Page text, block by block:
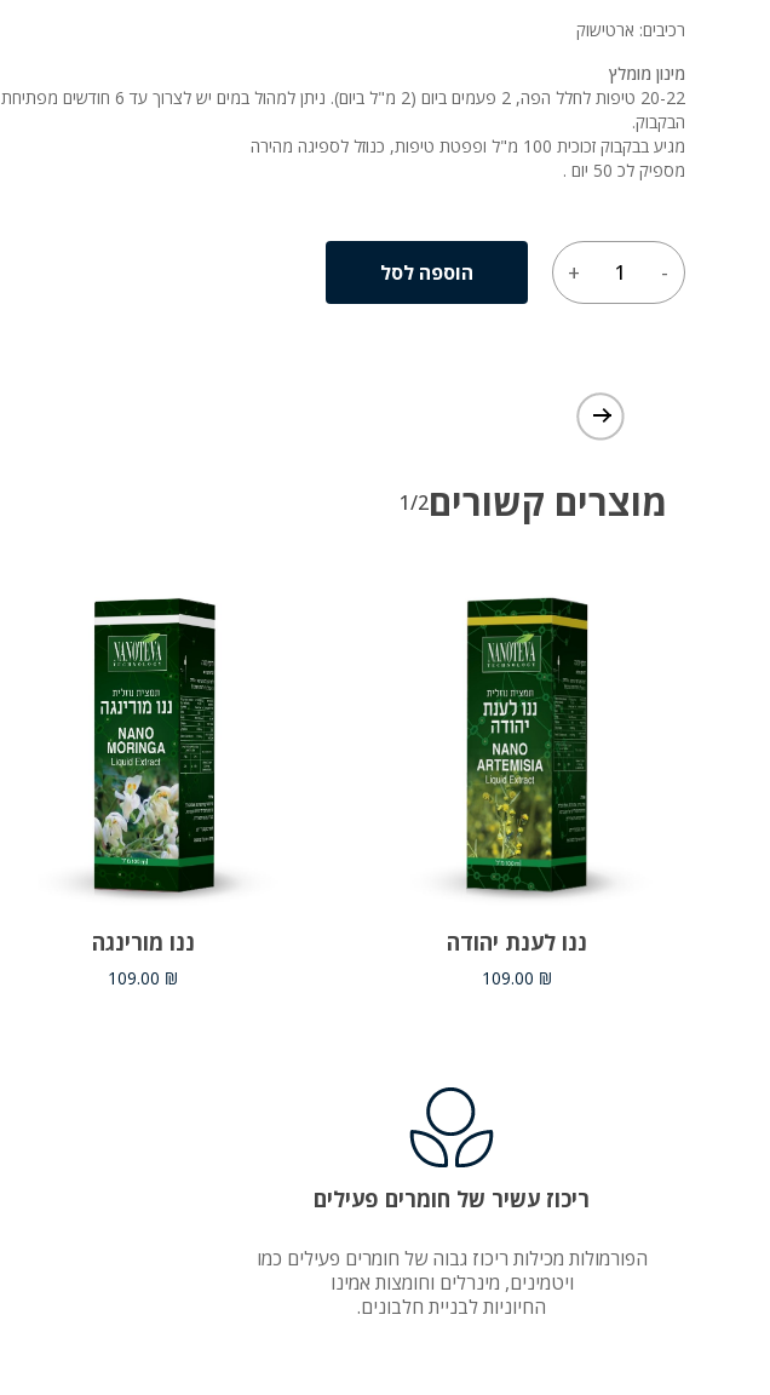
רכיבים: ארטישוק
מינון מומלץ
20-22 טיפות לחלל הפה, 2 פעמים ביום (2 מ"ל ביום). ניתן למהול במים יש לצרוך עד 6 חודשים מפתיחת
הבקבוק.
מגיע בבקבוק זכוכית 100 מ"ל ופפטת טיפות, כנוזל לספיגה מהירה
מספיק לכ 50 יום .
הוספה לסל
מוצרים קשורים1/2
הוספה לסל
ננו לענת יהודה
109.00 ₪
הוספה לסל
ננו מורינגה
109.00 ₪
ריכוז עשיר של חומרים פעילים
הפורמולות מכילות ריכוז גבוה של חומרים פעילים כמו
ויטמינים, מינרלים וחומצות אמינו
החיוניות לבניית חלבונים.